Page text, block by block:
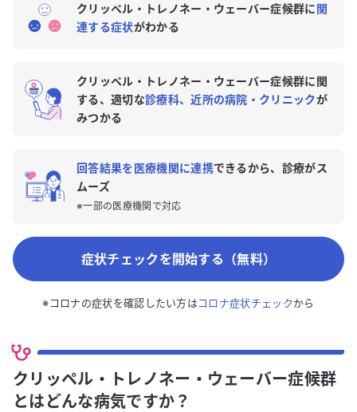
クリッペル・トレノネー・ウェーバー症候群に関
連する症状がわかる
クリッペル・トレノネー・ウェーバー症候群に関
する、適切な診療科、近所の病院・クリニックが
みつかる
回答結果を医療機関に連携できるから、診療がス
ムーズ
※一部の医療機関で対応
症状チェックを開始する（無料）
※コロナの症状を確認したい方はコロナ症状チェックから
クリッペル・トレノネー・ウェーバー症候群
とはどんな病気ですか？